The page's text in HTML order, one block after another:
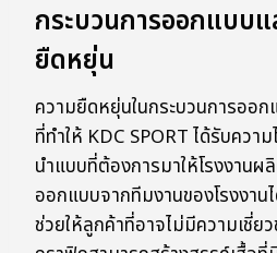
กระบวนการออกแบบ
ยืดหยุ่น
ความยืดหยุ่นในกระบวนการออ
ที่ทำให้ KDC SPORT ได้รับควา
นำแบบที่ต้องการมาให้โรงงานผ
ออกแบบจากทีมงานของโรงงาน
ช่วยให้ลูกค้าที่อาจไม่มีความเชี่